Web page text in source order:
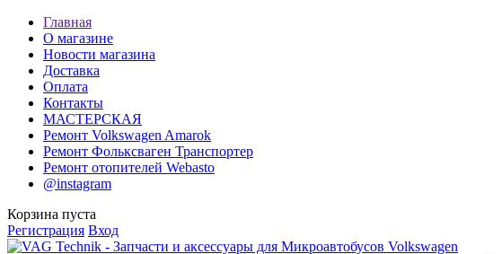
Главная
О магазине
Новости магазина
Доставка
Оплата
Контакты
МАСТЕРСКАЯ
Ремонт Volkswagen Amarok
Ремонт Фольксваген Транспортер
Ремонт отопителей Webasto
@instagram
Корзина пуста
Регистрация Вход